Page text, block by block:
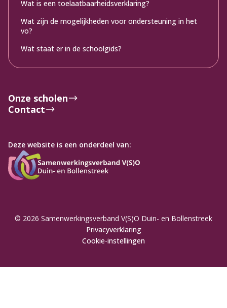
Wat is een toelaatbaarheidsverklaring?
Wat zijn de mogelijkheden voor ondersteuning in het
vo?
Wat staat er in de schoolgids?
Onze scholen
Contact
Deze website is een onderdeel van:
© 2026 Samenwerkingsverband V(S)O Duin- en Bollenstreek
Privacyverklaring
Cookie-instellingen